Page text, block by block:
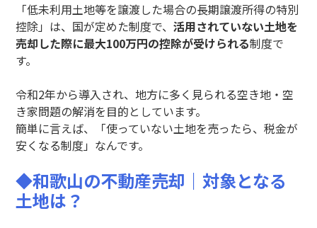
「低未利用土地等を譲渡した場合の長期譲渡所得の特別
控除」は、国が定めた制度で、活用されていない土地を
売却した際に最大100万円の控除が受けられる制度で
す。
令和2年から導入され、地方に多く見られる空き地・空
き家問題の解消を目的としています。
簡単に言えば、「使っていない土地を売ったら、税金が
安くなる制度」なんです。
◆和歌山の不動産売却 ｜対象となる
土地は？